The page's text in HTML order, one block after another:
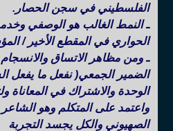
الفلسطيني في سجن الحصار.
ـ النمط الغالب هو الوصفي
الحواري في المقطع الأخير /
ـ ومن مظاهر الاتساق
الضمير الجمعي( نفعل ما يفعل
الوحدة والاشتراك في المعاناة
واعتمد على المتكلم وهو
الصهيوني والكل يجسد التجربة